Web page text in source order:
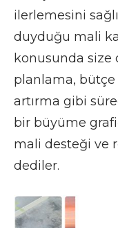
ilerlemesini
duyduğu mali
konusunda size
planlama,
artırma gibi
bir büyüme
mali desteği ve
dediler.